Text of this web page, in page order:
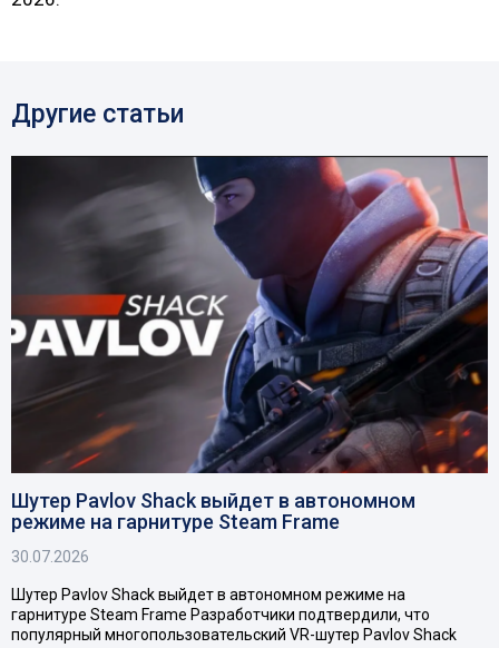
Другие статьи
Шутер Pavlov Shack выйдет в автономном
режиме на гарнитуре Steam Frame
30.07.2026
Шутер Pavlov Shack выйдет в автономном режиме на
гарнитуре Steam Frame Разработчики подтвердили, что
популярный многопользовательский VR-шутер Pavlov Shack